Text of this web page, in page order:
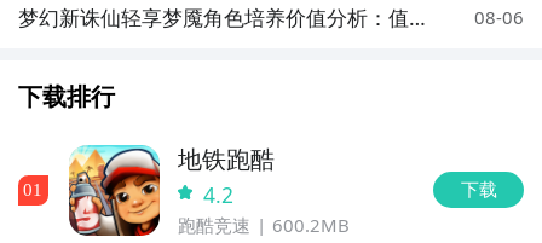
梦幻新诛仙轻享梦魇角色培养价值分析：值得
08-06
下载排行
01
地铁跑酷
4.2
跑酷竞速 600.2MB
下载